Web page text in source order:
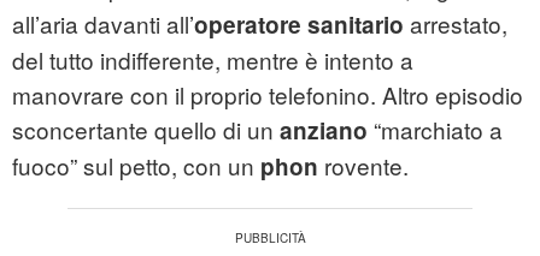
all’aria davanti all’operatore sanitario arrestato,
del tutto indifferente, mentre è intento a
manovrare con il proprio telefonino. Altro episodio
sconcertante quello di un anziano “marchiato a
fuoco” sul petto, con un phon rovente.